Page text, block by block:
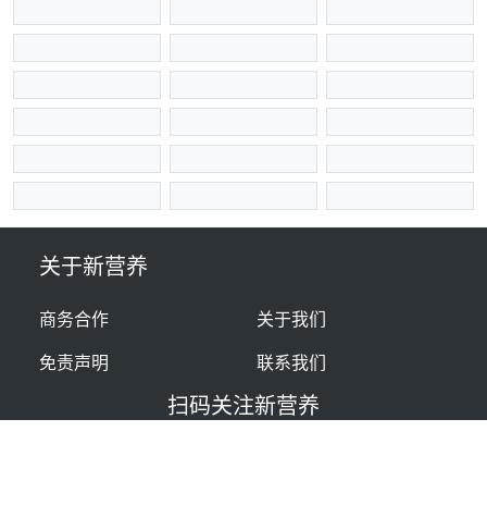
关于新营养
商务合作
关于我们
免责声明
联系我们
扫码关注新营养